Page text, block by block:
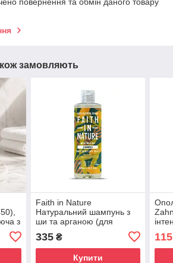
замовляють
з
від
Faith in Nature
Натуральний шампунь з
ши та арганою (для
кучерявого волосся), 400
мл
335₴
Купити
115